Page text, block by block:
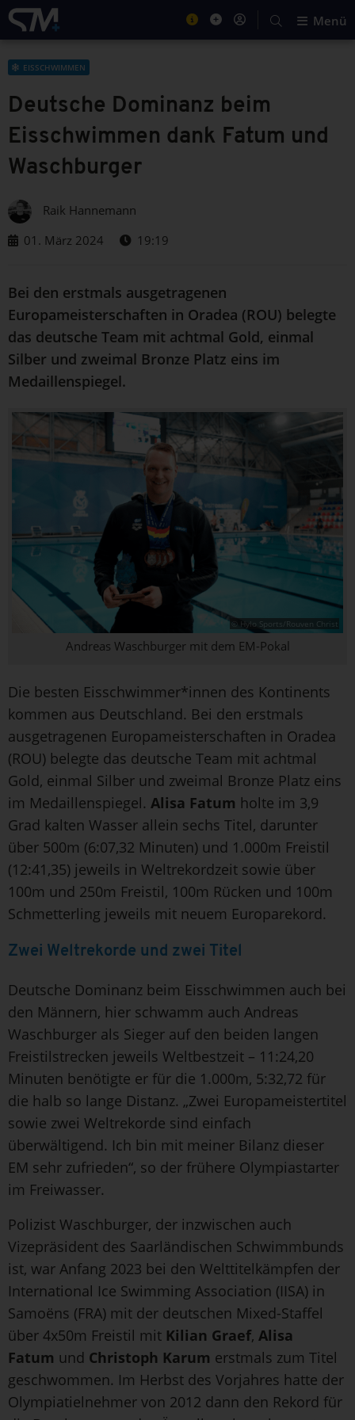
Menü
EISSCHWIMMEN
Deutsche Dominanz beim
Eisschwimmen dank Fatum und
Waschburger
Raik Hannemann
01. März 2024
19:19
Bei den erstmals ausgetragenen
Europameisterschaften in Oradea (ROU) belegte
das deutsche Team mit achtmal Gold, einmal
Silber und zweimal Bronze Platz eins im
Medaillenspiegel.
© Hylo Sports/Rouven Christ
Andreas Waschburger mit dem EM-Pokal
Die besten Eisschwimmer*innen des Kontinents
kommen aus Deutschland. Bei den erstmals
ausgetragenen Europameisterschaften in Oradea
(ROU) belegte das deutsche Team mit achtmal
Gold, einmal Silber und zweimal Bronze Platz eins
im Medaillenspiegel. Alisa Fatum holte im 3,9
Grad kalten Wasser allein sechs Titel, darunter
über 500m (6:07,32 Minuten) und 1.000m Freistil
(12:41,35) jeweils in Weltrekordzeit sowie über
100m und 250m Freistil, 100m Rücken und 100m
Schmetterling jeweils mit neuem Europarekord.
Zwei Weltrekorde und zwei Titel
Deutsche Dominanz beim Eisschwimmen auch bei
den Männern, hier schwamm auch Andreas
Waschburger als Sieger auf den beiden langen
Freistilstrecken jeweils Weltbestzeit – 11:24,20
Minuten benötigte er für die 1.000m, 5:32,72 für
die halb so lange Distanz. „Zwei Europameistertitel
sowie zwei Weltrekorde sind einfach
überwältigend. Ich bin mit meiner Bilanz dieser
EM sehr zufrieden“, so der frühere Olympiastarter
im Freiwasser.
Polizist Waschburger, der inzwischen auch
Vizepräsident des Saarländischen Schwimmbunds
ist, war Anfang 2023 bei den Welttitelkämpfen der
International Ice Swimming Association (IISA) in
Samoëns (FRA) mit der deutschen Mixed-Staffel
über 4x50m Freistil mit Kilian Graef, Alisa
Fatum und Christoph Karum erstmals zum Titel
geschwommen. Im Herbst des Vorjahres hatte der
Olympiatielnehmer von 2012 dann den Rekord für